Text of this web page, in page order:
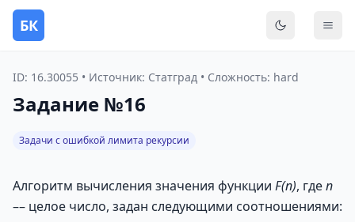
БК
ID: 16.30055 • Источник: Статград • Сложность: hard
Задание №16
Задачи с ошибкой лимита рекурсии
Алгоритм вычисления значения функции F(n), гдеn
–– целое число, задан следующими соотношениями: